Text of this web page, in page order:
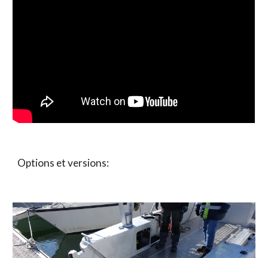
Options et versions: